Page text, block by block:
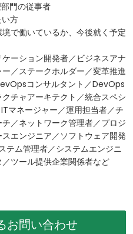
門の従事者
方
で働いているか、今後就く予定
ーション開発者／ビジネスアナ
／ステークホルダー／変革推進
コンサルタント／DevOps
チャアーキテクト／統合スペシ
マネージャー／運用担当者／チ
／ネットワーク管理者／プロジ
エンジニア／ソフトウェア開発
テム管理者／システムエンジニ
ツール提供企業関係者など
お問い合わせ